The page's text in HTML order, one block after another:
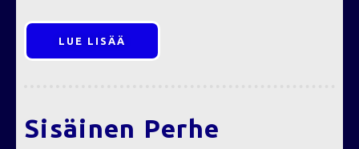
LUE LISÄÄ
Sisäinen Perhe